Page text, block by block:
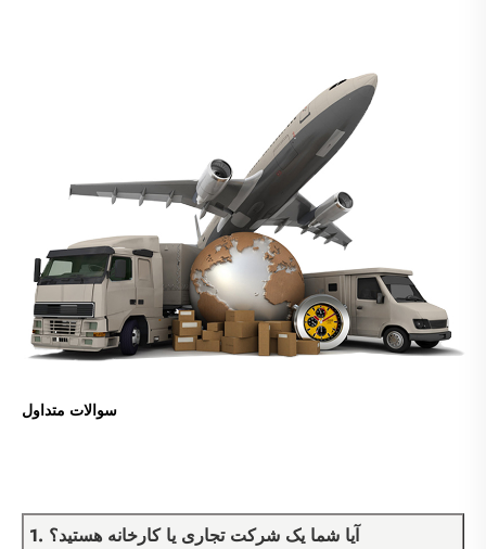
سوالات متداول
1. آیا شما یک شرکت تجاری یا کارخانه هستید؟